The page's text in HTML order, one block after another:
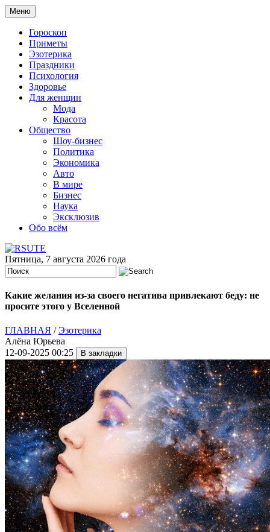
Меню
Гороскоп
Приметы
Эзотерика
Праздники
Психология
Здоровье
Для женщин
Мода
Красота
Общество
Шоу-бизнес
Политика
Экономика
Авто
В мире
Бизнес
Наука
Эксклюзив
Обо всём
Пятница, 7 августа 2026 года
Какие желания из-за своего негатива привлекают беду: не
просите этого у Вселенной
ГЛАВНАЯ /Эзотерика
Алёна Юрьева
12-09-2025 00:25